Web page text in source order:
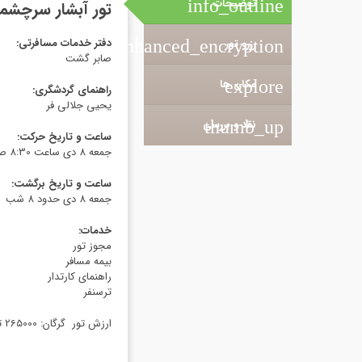
info_outline
توضیحات
enhanced_encryption
رزرو تور
explore
مکان ها
thumb_up
نقد و بررسی
تور آبشار
دفتر خدمات مسافرتی:
صابر گشت
راهنمای گردشگری:
یحیی جلالی فر
ساعت و تاریخ حرکت:
جمعه 8 دی ساعت 8:30 صبح
ساعت و تاریخ برگشت:
جمعه 8 دی حدود 8 شب
خدمات:
مجوز تور
بیمه مسافر
راهنمای کارتدار
ترسنفر
ارزش تور گرگان: 265000 تومان